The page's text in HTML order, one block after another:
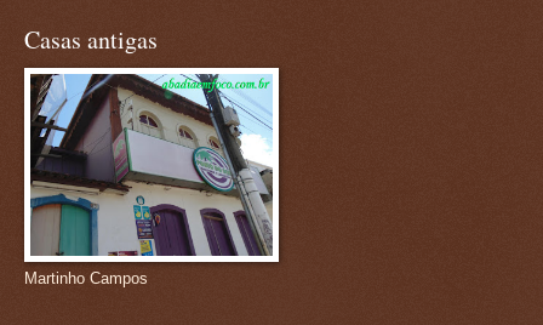
Casas antigas
Martinho Campos